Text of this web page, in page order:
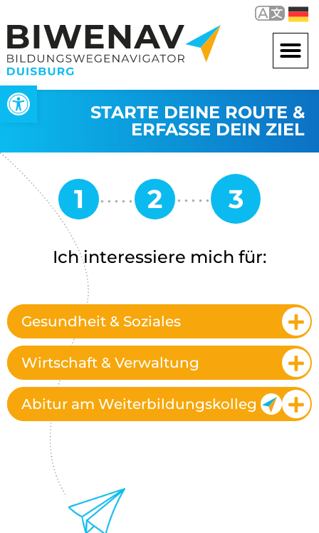
Werkzeugleiste öffnen
STARTE DEINE ROUTE &
ERFASSE DEIN ZIEL
Ich interessiere mich für:
Gesundheit & Soziales
Wirtschaft & Verwaltung
Abitur am Weiterbildungskolleg